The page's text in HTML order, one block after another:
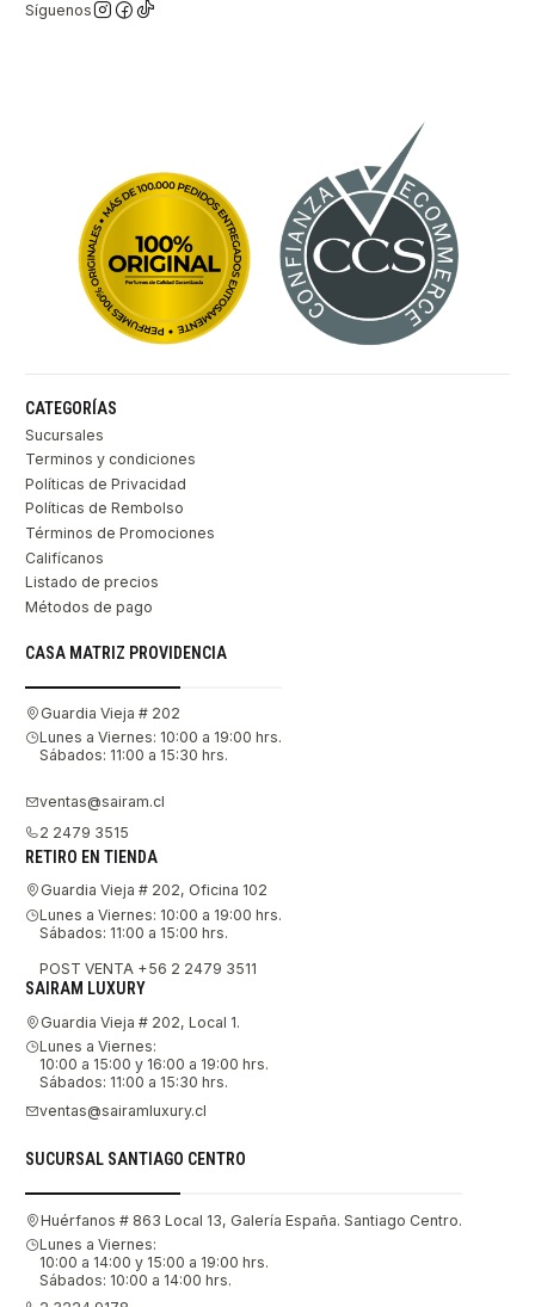
Síguenos
CATEGORÍAS
Sucursales
Terminos y condiciones
Políticas de Privacidad
Políticas de Rembolso
Términos de Promociones
Califícanos
Listado de precios
Métodos de pago
CASA MATRIZ PROVIDENCIA
Guardia Vieja # 202
Lunes a Viernes: 10:00 a 19:00 hrs.
Sábados: 11:00 a 15:30 hrs.
ventas@sairam.cl
2 2479 3515
RETIRO EN TIENDA
Guardia Vieja # 202, Oficina 102
Lunes a Viernes: 10:00 a 19:00 hrs.
Sábados: 11:00 a 15:00 hrs.
POST VENTA +56 2 2479 3511
SAIRAM LUXURY
Guardia Vieja # 202, Local 1.
Lunes a Viernes:
10:00 a 15:00 y 16:00 a 19:00 hrs.
Sábados: 11:00 a 15:30 hrs.
ventas@sairamluxury.cl
SUCURSAL SANTIAGO CENTRO
Huérfanos # 863 Local 13, Galería España. Santiago Centro.
Lunes a Viernes:
10:00 a 14:00 y 15:00 a 19:00 hrs.
Sábados: 10:00 a 14:00 hrs.